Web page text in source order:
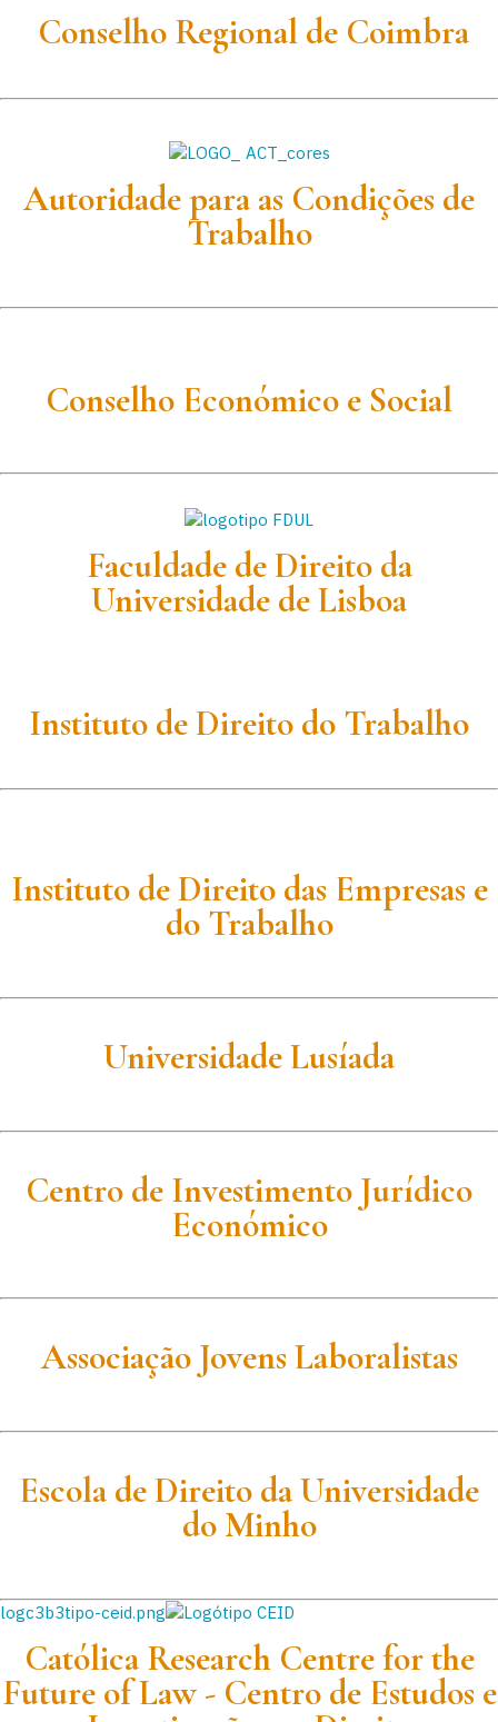
Conselho Regional de Coimbra
Autoridade para as Condições de
Trabalho
Conselho Económico e Social
Faculdade de Direito da
Universidade de Lisboa
Instituto de Direito do Trabalho
Instituto de Direito das Empresas e
do Trabalho
Universidade Lusíada
Centro de Investimento Jurídico
Económico
Associação Jovens Laboralistas
Escola de Direito da Universidade
do Minho
logc3b3tipo-ceid.png
Católica Research Centre for the
Future of Law- Centro de Estudos e